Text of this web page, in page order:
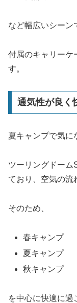
など幅広いシーン
付属のキャリーケ
す。
通気性が良く
夏キャンプで気に
ツーリングドーム
ており、空気の流
そのため、
春キャンプ
夏キャンプ
秋キャンプ
を中心に快適に過